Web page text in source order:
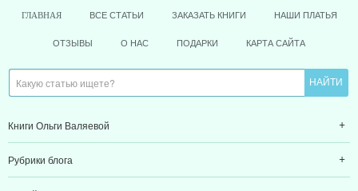
ГЛАВНАЯ ВСЕ СТАТЬИ ЗАКАЗАТЬ КНИГИ НАШИ ПЛАТЬЯ
ОТЗЫВЫ О НАС ПОДАРКИ КАРТА САЙТА
Книги Ольги Валяевой
Рубрики блога